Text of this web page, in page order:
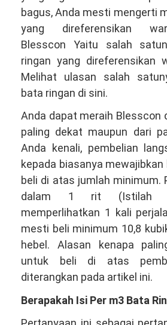
bagus, Anda mesti mengerti
yang direferensikan
Blesscon Yaitu salah
ringan yang direferensikan
Melihat ulasan salah
bata ringan di sini.
Anda dapat meraih Blesscon
paling dekat maupun dari
Anda kenali, pembelian
kepada biasanya
beli di atas jumlah minimum.
dalam 1 rit (Istilah
memperlihatkan 1 kali
mesti beli minimum 10,8
hebel. Alasan kenapa
untuk beli di atas
diterangkan pada artikel ini.
Berapakah Isi Per m3 Bata